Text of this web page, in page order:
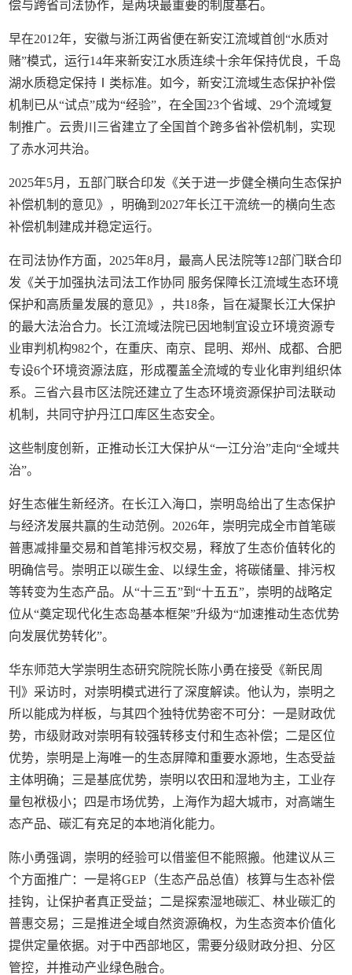
偿与跨省司法协作，是两块最重要的制度基石。
早在2012年，安徽与浙江两省便在新安江流域首创“水质对
赌”模式，运行14年来新安江水质连续十余年保持优良，千岛
湖水质稳定保持Ⅰ类标准。如今，新安江流域生态保护补偿
机制已从“试点”成为“经验”，在全国23个省域、29个流域复
制推广。云贵川三省建立了全国首个跨多省补偿机制，实现
了赤水河共治。
2025年5月，五部门联合印发《关于进一步健全横向生态保护
补偿机制的意见》，明确到2027年长江干流统一的横向生态
补偿机制建成并稳定运行。
在司法协作方面，2025年8月，最高人民法院等12部门联合印
发《关于加强执法司法工作协同 服务保障长江流域生态环境
保护和高质量发展的意见》，共18条，旨在凝聚长江大保护
的最大法治合力。长江流域法院已因地制宜设立环境资源专
业审判机构982个，在重庆、南京、昆明、郑州、成都、合肥
专设6个环境资源法庭，形成覆盖全流域的专业化审判组织体
系。三省六县市区法院还建立了生态环境资源保护司法联动
机制，共同守护丹江口库区生态安全。
这些制度创新，正推动长江大保护从“一江分治”走向“全域共
治”。
好生态催生新经济。在长江入海口，崇明岛给出了生态保护
与经济发展共赢的生动范例。2026年，崇明完成全市首笔碳
普惠减排量交易和首笔排污权交易，释放了生态价值转化的
明确信号。崇明正以碳生金、以绿生金，将碳储量、排污权
等转变为生态产品。从“十三五”到“十五五”，崇明的战略定
位从“奠定现代化生态岛基本框架”升级为“加速推动生态优势
向发展优势转化”。
华东师范大学崇明生态研究院院长陈小勇在接受《新民周
刊》采访时，对崇明模式进行了深度解读。他认为，崇明之
所以能成为样板，与其四个独特优势密不可分：一是财政优
势，市级财政对崇明有较强转移支付和生态补偿；二是区位
优势，崇明是上海唯一的生态屏障和重要水源地，生态受益
主体明确；三是基底优势，崇明以农田和湿地为主，工业存
量包袱极小；四是市场优势，上海作为超大城市，对高端生
态产品、碳汇有充足的本地消化能力。
陈小勇强调，崇明的经验可以借鉴但不能照搬。他建议从三
个方面推广：一是将GEP（‌生态产品总值‌）核算与生态补偿
挂钩，让保护者真正受益；二是探索湿地碳汇、林业碳汇的
普惠交易；三是推进全域自然资源确权，为生态资本价值化
提供定量依据。对于中西部地区，需要分级财政分担、分区
管控，并推动产业绿色融合。